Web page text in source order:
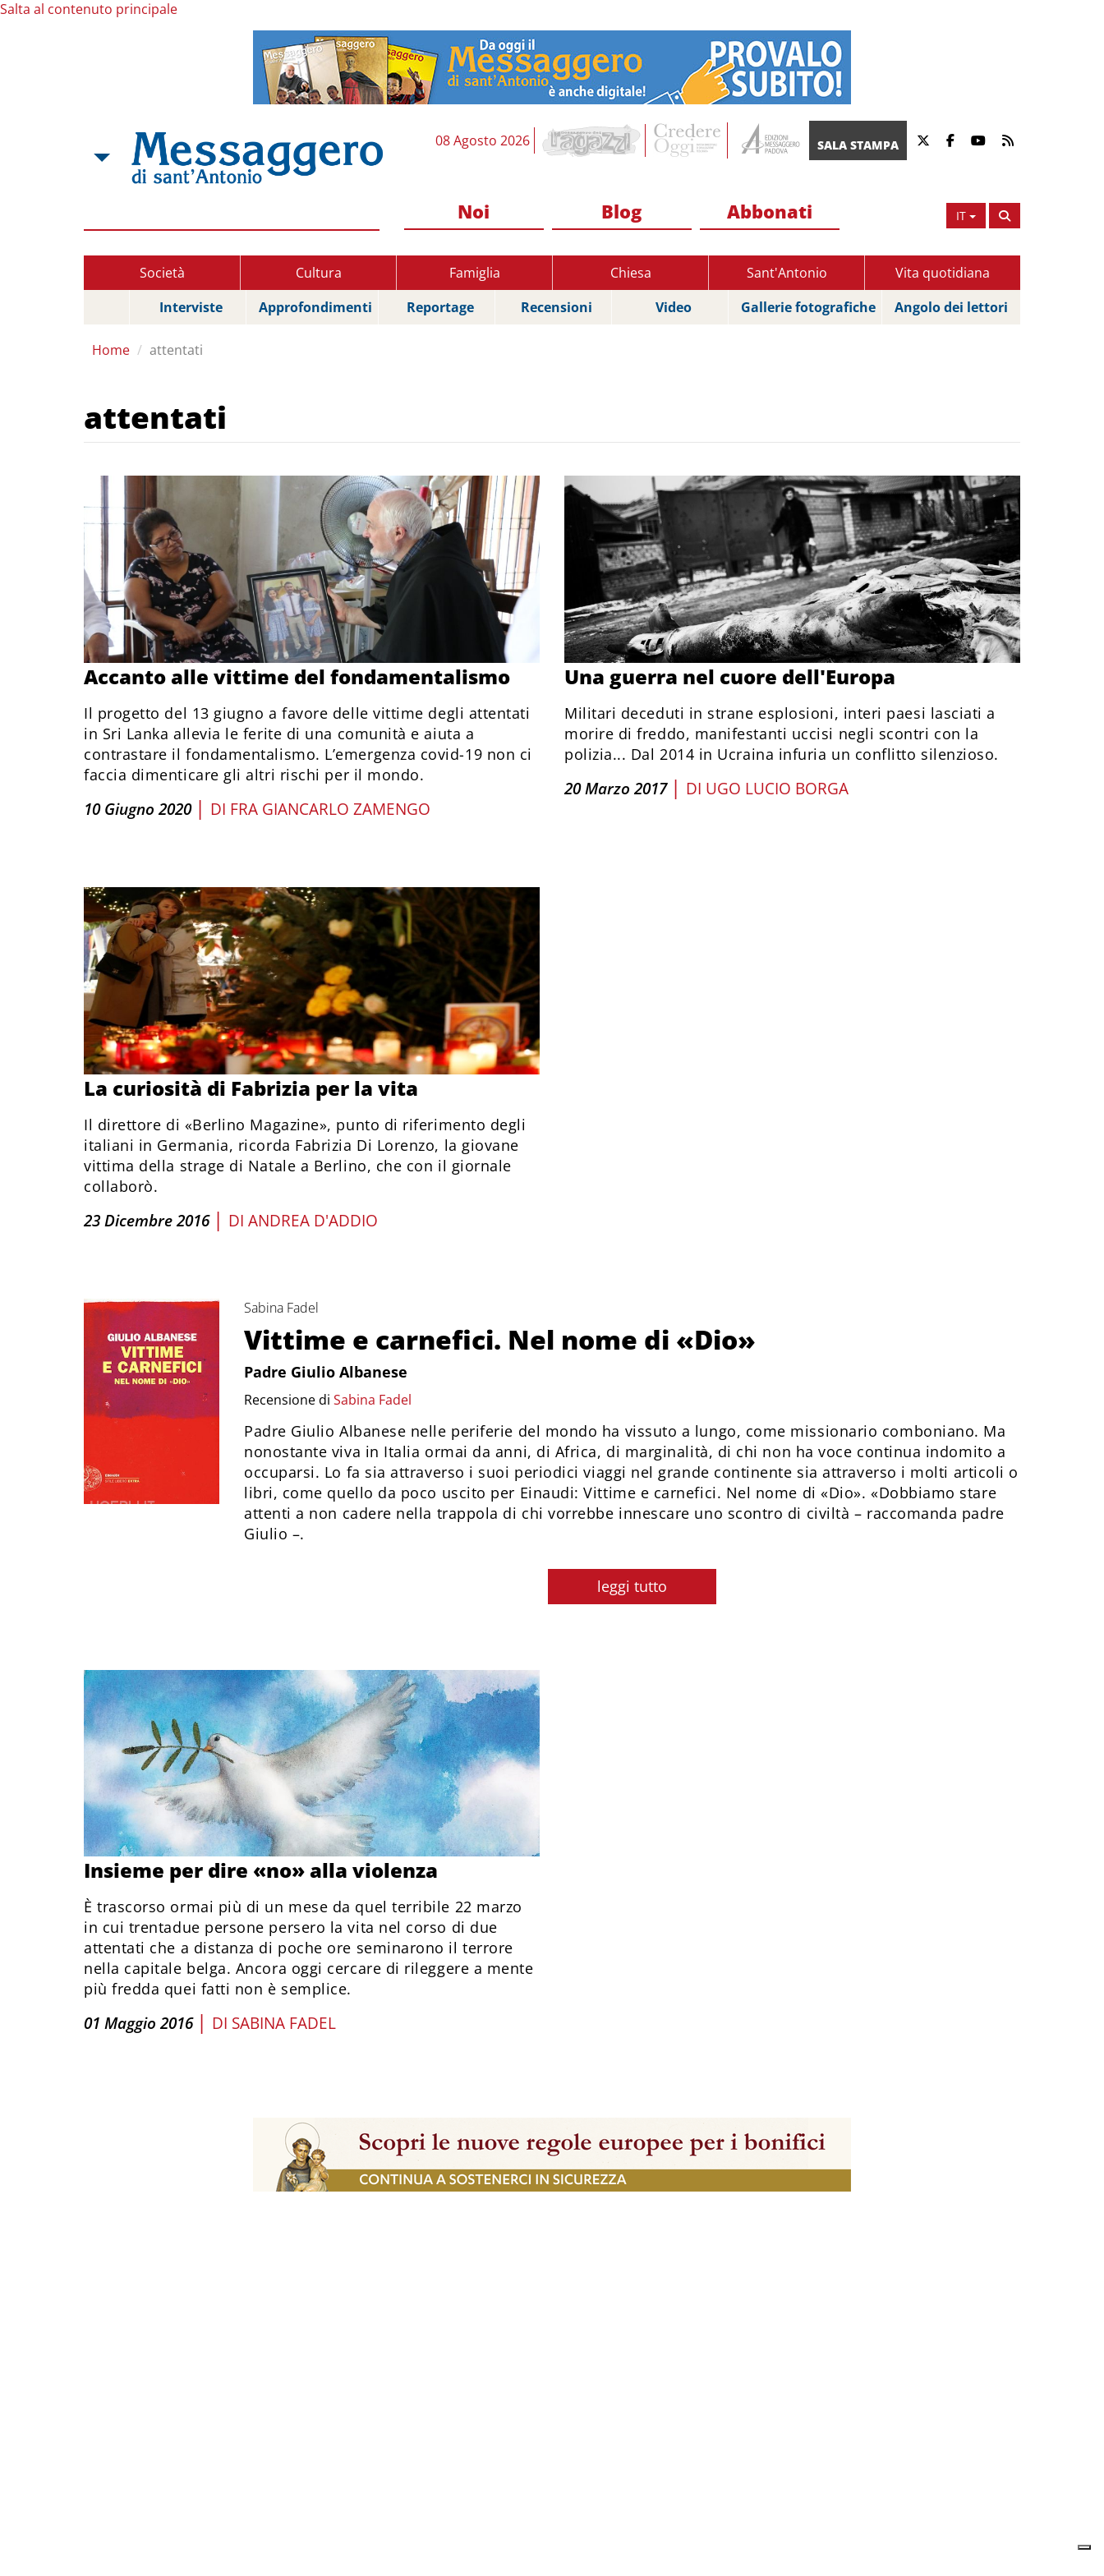
Salta al contenuto principale
08 Agosto 2026 SALA STAMPA
IT
Noi Blog Abbonati
Società Cultura Famiglia Chiesa Sant'Antonio
Vita quotidiana
Interviste
Approfondimenti Reportage Recensioni Video Gallerie fotografiche Angolo dei lettori
Home attentati
attentati
Accanto alle vittime del fondamentalismo
Il progetto del 13 giugno a favore delle vittime degli attentati
in Sri Lanka allevia le ferite di una comunità e aiuta a
contrastare il fondamentalismo. L’emergenza covid-19 non ci
faccia dimenticare gli altri rischi per il mondo.
10 Giugno 2020 | DI FRA GIANCARLO ZAMENGO
Una guerra nel cuore dell'Europa
Militari deceduti in strane esplosioni, interi paesi lasciati a
morire di freddo, manifestanti uccisi negli scontri con la
polizia... Dal 2014 in Ucraina infuria un conflitto silenzioso.
20 Marzo 2017 | DI UGO LUCIO BORGA
La curiosità di Fabrizia per la vita
Il direttore di «Berlino Magazine», punto di riferimento degli
italiani in Germania, ricorda Fabrizia Di Lorenzo, la giovane
vittima della strage di Natale a Berlino, che con il giornale
collaborò.
23 Dicembre 2016 | DI ANDREA D'ADDIO
Sabina Fadel
Vittime e carnefici. Nel nome di «Dio»
Padre Giulio Albanese
Recensione di Sabina Fadel
Padre Giulio Albanese nelle periferie del mondo ha vissuto a lungo, come missionario comboniano. Ma
nonostante viva in Italia ormai da anni, di Africa, di marginalità, di chi non ha voce continua indomito a
occuparsi. Lo fa sia attraverso i suoi periodici viaggi nel grande continente sia attraverso i molti articoli o
libri, come quello da poco uscito per Einaudi: Vittime e carnefici. Nel nome di «Dio». «Dobbiamo stare
attenti a non cadere nella trappola di chi vorrebbe innescare uno scontro di civiltà – raccomanda padre
Giulio –.
leggi tutto
Insieme per dire «no» alla violenza
È trascorso ormai più di un mese da quel terribile 22 marzo
in cui trentadue persone persero la vita nel corso di due
attentati che a distanza di poche ore seminarono il terrore
nella capitale belga. Ancora oggi cercare di rileggere a mente
più fredda quei fatti non è semplice.
01 Maggio 2016 | DI SABINA FADEL